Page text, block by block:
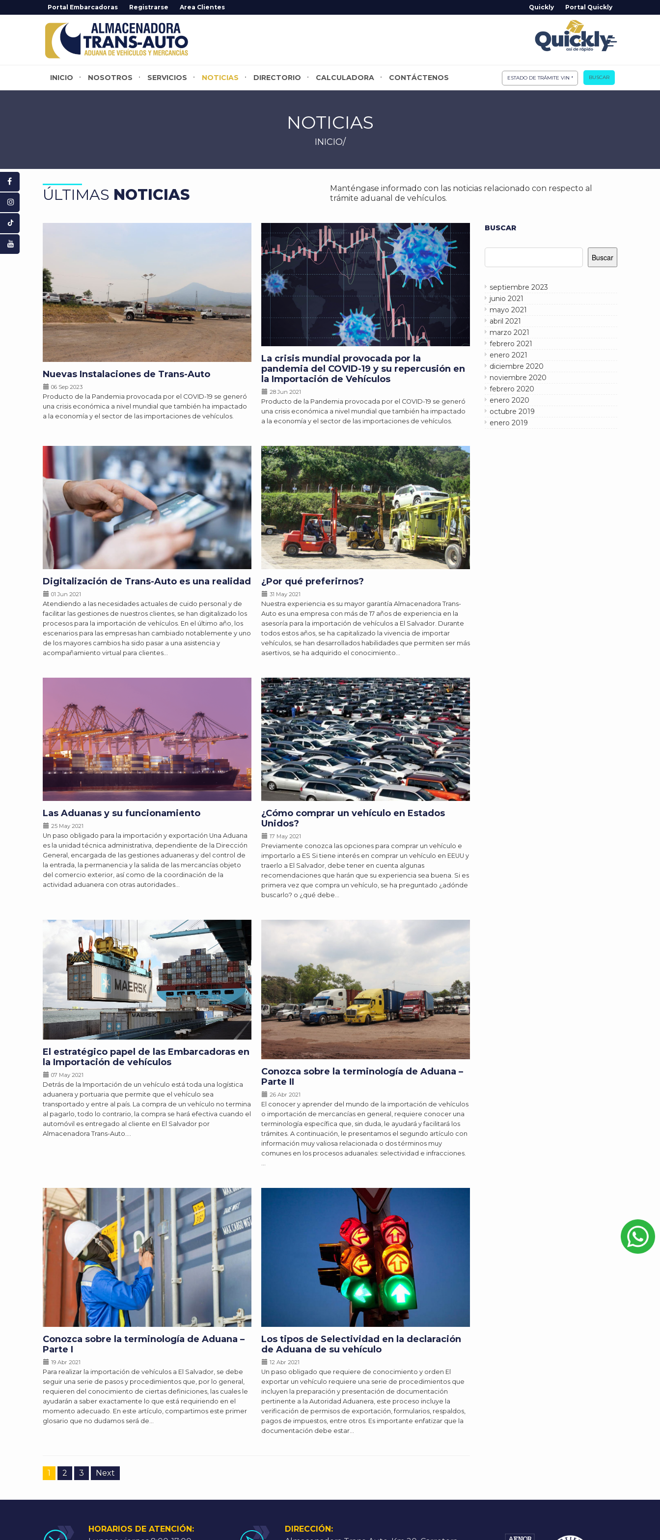
Portal Embarcadoras Registrarse Area Clientes Quickly Portal Quickly
INICIO NOSOTROS SERVICIOS NOTICIAS DIRECTORIO CALCULADORA CONTÁCTENOS BUSCAR
NOTICIAS
INICIO/
ÚLTIMAS NOTICIAS
Manténgase informado con las noticias relacionado con respecto al
trámite aduanal de vehículos.
Nuevas Instalaciones de Trans-Auto
06 Sep 2023
Producto de la Pandemia provocada por el COVID-19 se generó
una crisis económica a nivel mundial que también ha impactado
a la economía y el sector de las importaciones de vehículos.
La crisis mundial provocada por la
pandemia del COVID-19 y su repercusión en
la Importación de Vehículos
28 Jun 2021
Producto de la Pandemia provocada por el COVID-19 se generó
una crisis económica a nivel mundial que también ha impactado
a la economía y el sector de las importaciones de vehículos.
Digitalización de Trans-Auto es una realidad
01 Jun 2021
Atendiendo a las necesidades actuales de cuido personal y de
facilitar las gestiones de nuestros clientes, se han digitalizado los
procesos para la importación de vehículos. En el último año, los
escenarios para las empresas han cambiado notablemente y uno
de los mayores cambios ha sido pasar a una asistencia y
acompañamiento virtual para clientes…
¿Por qué preferirnos?
31 May 2021
Nuestra experiencia es su mayor garantía Almacenadora Trans-
Auto es una empresa con más de 17 años de experiencia en la
asesoría para la importación de vehículos a El Salvador. Durante
todos estos años, se ha capitalizado la vivencia de importar
vehículos, se han desarrollados habilidades que permiten ser más
asertivos, se ha adquirido el conocimiento…
Las Aduanas y su funcionamiento
25 May 2021
Un paso obligado para la importación y exportación Una Aduana
es la unidad técnica administrativa, dependiente de la Dirección
General, encargada de las gestiones aduaneras y del control de
la entrada, la permanencia y la salida de las mercancías objeto
del comercio exterior, así como de la coordinación de la
actividad aduanera con otras autoridades…
¿Cómo comprar un vehículo en Estados
Unidos?
17 May 2021
Previamente conozca las opciones para comprar un vehículo e
importarlo a ES Si tiene interés en comprar un vehículo en EEUU y
traerlo a El Salvador, debe tener en cuenta algunas
recomendaciones que harán que su experiencia sea buena. Si es
primera vez que compra un vehículo, se ha preguntado ¿adónde
buscarlo? o ¿qué debe…
El estratégico papel de las Embarcadoras en
la Importación de vehículos
07 May 2021
Detrás de la Importación de un vehículo está toda una logística
aduanera y portuaria que permite que el vehículo sea
transportado y entre al país. La compra de un vehículo no termina
al pagarlo, todo lo contrario, la compra se hará efectiva cuando el
automóvil es entregado al cliente en El Salvador por
Almacenadora Trans-Auto.…
Conozca sobre la terminología de Aduana –
Parte II
26 Abr 2021
El conocer y aprender del mundo de la importación de vehículos
o importación de mercancías en general, requiere conocer una
terminología específica que, sin duda, le ayudará y facilitará los
trámites. A continuación, le presentamos el segundo artículo con
información muy valiosa relacionada o dos términos muy
comunes en los procesos aduanales: selectividad e infracciones.
Conozca sobre la terminología de Aduana –
Parte I
19 Abr 2021
Para realizar la importación de vehículos a El Salvador, se debe
seguir una serie de pasos y procedimientos que, por lo general,
requieren del conocimiento de ciertas definiciones, las cuales le
ayudarán a saber exactamente lo que está requiriendo en el
momento adecuado. En este artículo, compartimos este primer
glosario que no dudamos será de…
Los tipos de Selectividad en la declaración
de Aduana de su vehículo
12 Abr 2021
Un paso obligado que requiere de conocimiento y orden El
exportar un vehículo requiere una serie de procedimientos que
incluyen la preparación y presentación de documentación
pertinente a la Autoridad Aduanera, este proceso incluye la
verificación de permisos de exportación, formularios, respaldos,
pagos de impuestos, entre otros. Es importante enfatizar que la
documentación debe estar…
1 2 3 Next
BUSCAR
Buscar
Buscar
septiembre 2023
junio 2021
mayo 2021
abril 2021
marzo 2021
febrero 2021
enero 2021
diciembre 2020
noviembre 2020
febrero 2020
enero 2020
octubre 2019
enero 2019
HORARIOS DE ATENCIÓN:
DIRECCIÓN: